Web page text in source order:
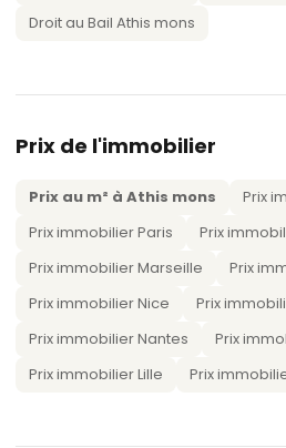
Droit au Bail Athis mons
Prix de l'immobilier
Prix au m² à Athis mons
Prix
Prix immobilier Paris
Prix
Prix immobilier Marseille
Prix
Prix immobilier Nice
Prix
Prix immobilier Nantes
Prix
Prix immobilier Lille
Prix